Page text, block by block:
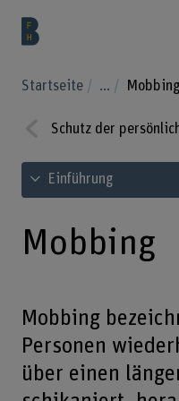
Startseite ... Mobbing
Prev
ious
Schutz der
Inhaltsverzeichnis ansehen
Einführung
Mobbing
Mobbing
Personen
über einen